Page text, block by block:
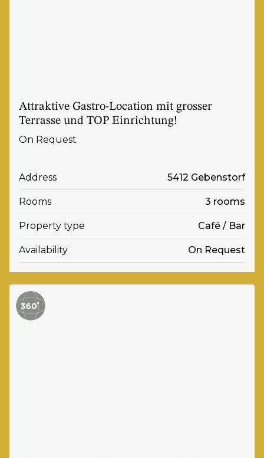
Attraktive Gastro-Location mit grosser
Terrasse und TOP Einrichtung!
On Request
Address 5412 Gebenstorf
Rooms 3 rooms
Property type Café / Bar
Availability On Request